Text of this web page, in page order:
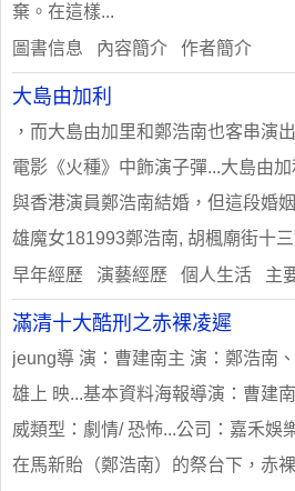
棄。在這樣...
圖書信息 內容簡介 作者簡介
大島由加利
，而大島由加里和鄭浩南也客串演
電影《火種》中飾演子彈...大島由
與香港演員鄭浩南結婚，但這段婚
雄魔女181993鄭浩南, 胡楓廟街十
早年經歷 演藝經歷 個人生活 主
滿清十大酷刑之赤裸凌遲
jeung導 演：曹建南主 演：鄭浩南
雄上 映...基本資料海報導演：曹建
威類型：劇情/ 恐怖...公司：嘉禾娛
在馬新貽（鄭浩南）的祭台下，赤